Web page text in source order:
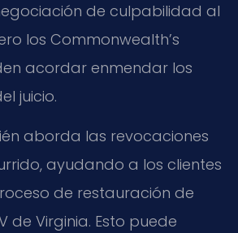
de culpabilidad al
los Commonwealth’s
acordar enmendar los
juicio.
aborda las revocaciones
ayudando a los clientes
de restauración de
de Virginia. Esto puede